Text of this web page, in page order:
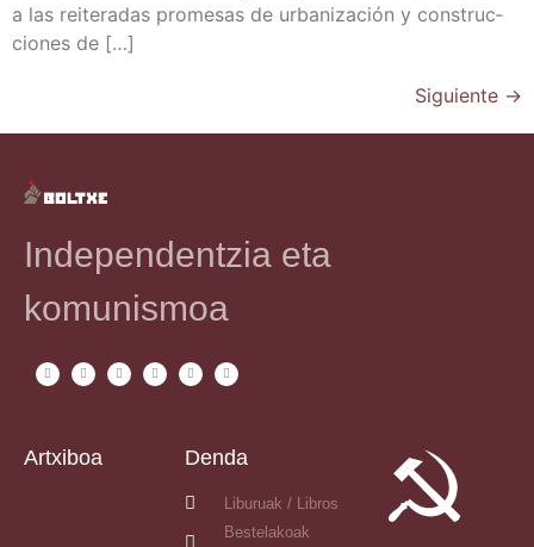
a las reite­ra­das pro­me­sas de urba­ni­za­ción y cons­truc­
cio­nes de […]
Siguiente →
Independentzia eta
komunismoa
Artxiboa Denda
Liburuak / Libros
Bestelakoak